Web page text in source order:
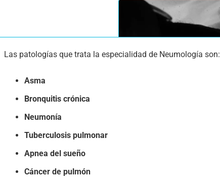
Las patologías que trata la especialidad de Neumología son:
Asma
Bronquitis crónica
Neumonía
Tuberculosis pulmonar
Apnea del sueño
Cáncer de pulmón